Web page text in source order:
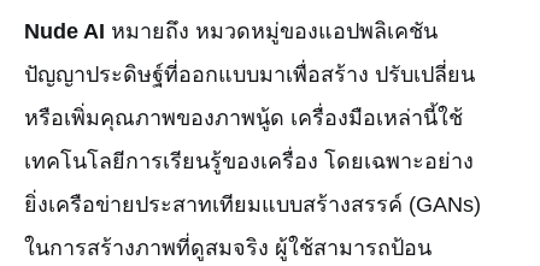
Nude AI หมายถึง หมวดหมู่ของแอปพลิเคชัน
ปัญญาประดิษฐ์ที่ออกแบบมาเพื่อสร้าง ปรับเปลี่ยน
หรือเพิ่มคุณภาพของภาพนู้ด เครื่องมือเหล่านี้ใช้
เทคโนโลยีการเรียนรู้ของเครื่อง โดยเฉพาะอย่าง
ยิ่งเครือข่ายประสาทเทียมแบบสร้างสรรค์ (GANs)
ในการสร้างภาพที่ดูสมจริง ผู้ใช้สามารถป้อน